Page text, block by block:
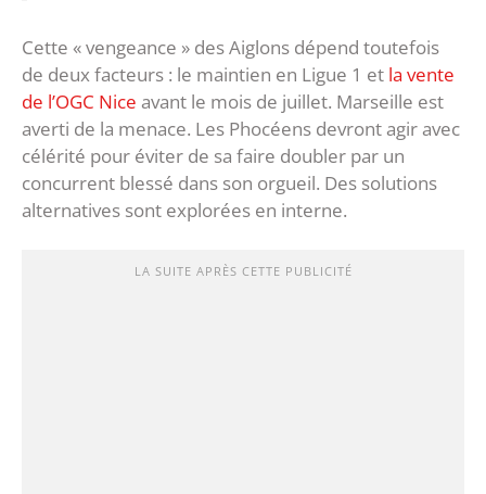
Cette « vengeance » des Aiglons dépend toutefois
de deux facteurs : le maintien en Ligue 1 et la vente
de l’OGC Nice avant le mois de juillet. Marseille est
averti de la menace. Les Phocéens devront agir avec
célérité pour éviter de sa faire doubler par un
concurrent blessé dans son orgueil. Des solutions
alternatives sont explorées en interne.
LA SUITE APRÈS CETTE PUBLICITÉ